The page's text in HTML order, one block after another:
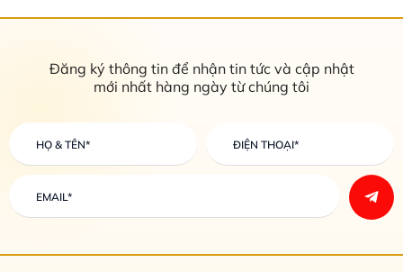
Đăng ký thông tin để nhận tin tức và cập nhật
mới nhất hàng ngày từ chúng tôi